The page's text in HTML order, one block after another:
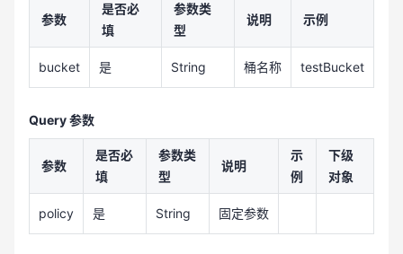
参数
是否必
填
参数类
型
说明 示例
bucket 是 String 桶名称 testBucket
Query 参数
参数
是否必
填
参数类
型
说明
示
例
下级
对象
policy 是 String 固定参数